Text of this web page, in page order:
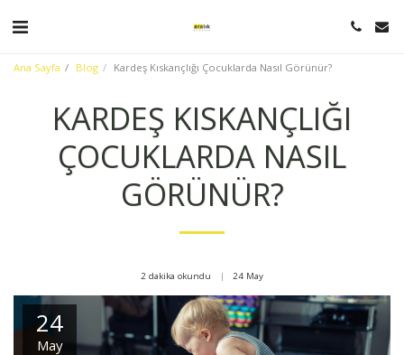
Ana Sayfa Blog Kardeş Kıskançlığı Çocuklarda Nasıl Görünür?
KARDEŞ KISKANÇLIĞI
ÇOCUKLARDA NASIL
GÖRÜNÜR?
2 dakika okundu 24 May
24
May